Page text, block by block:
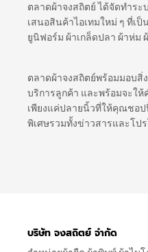
ตลาดผ้าจงสถิตย์ ได้จัดทำร
เสนอสินค้าไอเทมใหม่ ๆ ที่เ
ยูนิฟอร์ม ผ้าเกล็ดปลา ผ้าห่ม
ตลาดผ้าจงสถิตย์พร้อมมอบสิ่
บริการลูกค้า และพร้อมจะใ
เพียงแค่ปลายนิ้วที่ให้คุณชอป
พิเศษรวมทั้งข่าวสารและโป
บริษัท จงสถิตย์ จำกัด